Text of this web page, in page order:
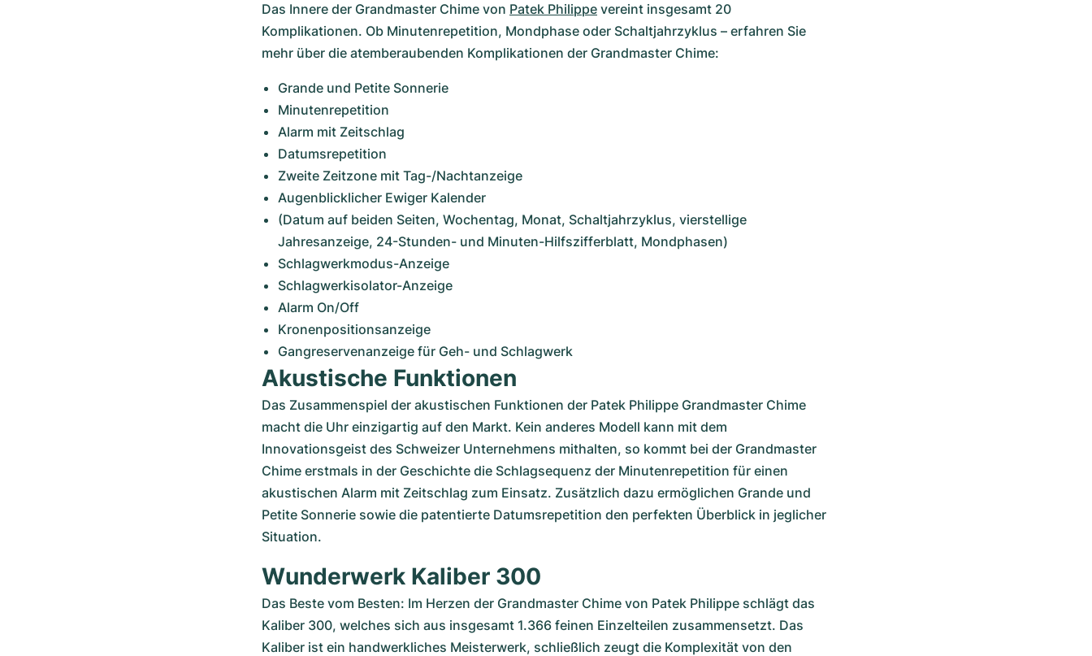
Das Innere der Grandmaster Chime von Patek Philippe vereint insgesamt 20
Komplikationen. Ob Minutenrepetition, Mondphase oder Schaltjahrzyklus – erfahren Sie
mehr über die atemberaubenden Komplikationen der Grandmaster Chime:
Grande und Petite Sonnerie
Minutenrepetition
Alarm mit Zeitschlag
Datumsrepetition
Zweite Zeitzone mit Tag-/Nachtanzeige
Augenblicklicher Ewiger Kalender
(Datum auf beiden Seiten, Wochentag, Monat, Schaltjahrzyklus, vierstellige
Jahresanzeige, 24-Stunden- und Minuten-Hilfszifferblatt, Mondphasen)
Schlagwerkmodus-Anzeige
Schlagwerkisolator-Anzeige
Alarm On/Off
Kronenpositionsanzeige
Gangreservenanzeige für Geh- und Schlagwerk
Akustische Funktionen
Das Zusammenspiel der akustischen Funktionen der Patek Philippe Grandmaster Chime
macht die Uhr einzigartig auf den Markt. Kein anderes Modell kann mit dem
Innovationsgeist des Schweizer Unternehmens mithalten, so kommt bei der Grandmaster
Chime erstmals in der Geschichte die Schlagsequenz der Minutenrepetition für einen
akustischen Alarm mit Zeitschlag zum Einsatz. Zusätzlich dazu ermöglichen Grande und
Petite Sonnerie sowie die patentierte Datumsrepetition den perfekten Überblick in jeglicher
Situation.
Wunderwerk Kaliber 300
Das Beste vom Besten: Im Herzen der Grandmaster Chime von Patek Philippe schlägt das
Kaliber 300, welches sich aus insgesamt 1.366 feinen Einzelteilen zusammensetzt. Das
Kaliber ist ein handwerkliches Meisterwerk, schließlich zeugt die Komplexität von den